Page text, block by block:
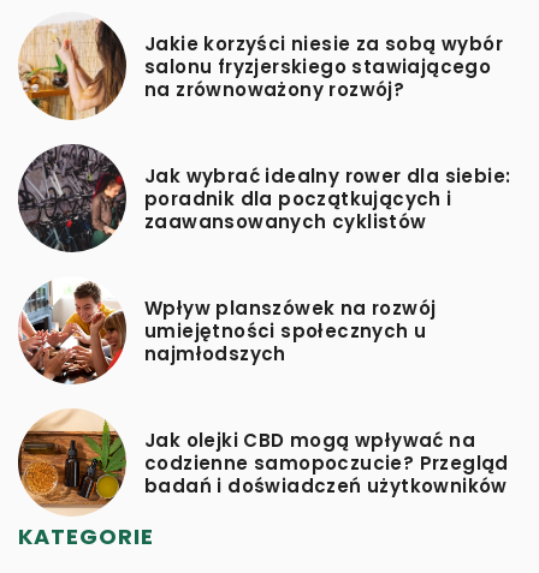
Jakie korzyści niesie za sobą wybór
salonu fryzjerskiego stawiającego
na zrównoważony rozwój?
Jak wybrać idealny rower dla siebie:
poradnik dla początkujących i
zaawansowanych cyklistów
Wpływ planszówek na rozwój
umiejętności społecznych u
najmłodszych
Jak olejki CBD mogą wpływać na
codzienne samopoczucie? Przegląd
badań i doświadczeń użytkowników
KATEGORIE